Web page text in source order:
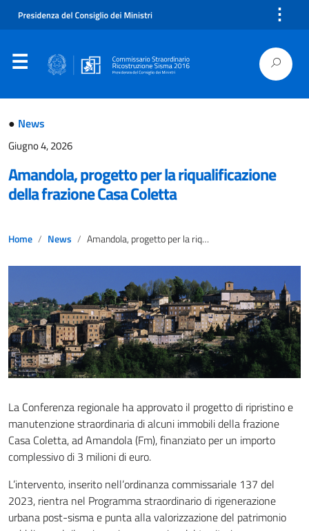
⋮
● News
Giugno 4, 2026
Amandola, progetto per la riqualificazione
della frazione Casa Coletta
Home News Amandola, progetto per la riqualificazione della frazione Casa Coletta
La Conferenza regionale ha approvato il progetto di ripristino e
manutenzione straordinaria di alcuni immobili della frazione
Casa Coletta, ad Amandola (Fm), finanziato per un importo
complessivo di 3 milioni di euro.
L’intervento, inserito nell’ordinanza commissariale 137 del
2023, rientra nel Programma straordinario di rigenerazione
urbana post-sisma e punta alla valorizzazione del patrimonio